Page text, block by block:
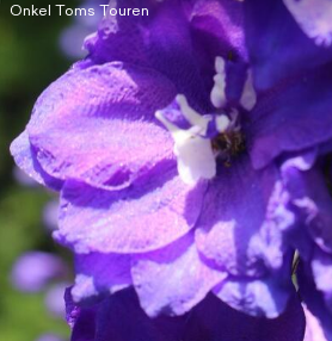
Onkel Toms Touren